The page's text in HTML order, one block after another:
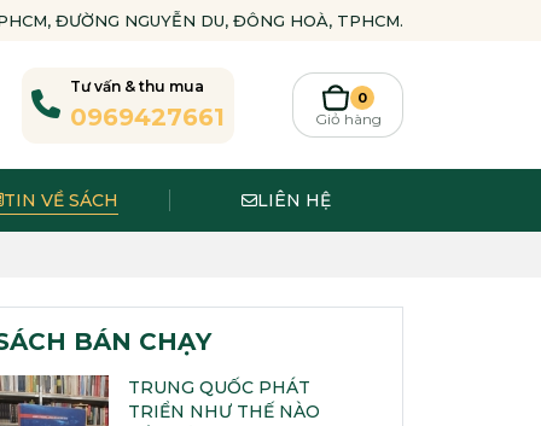
ĐƯỜNG NGUYỄN DU, ĐÔNG HOÀ, TPHCM.
Tư vấn & thu mua
0969427661
0
Giỏ hàng
TIN VỀ SÁCH LIÊN HỆ
BÁN CHẠY
TRUNG QUỐC PHÁT
TRIỂN NHƯ THẾ NÀO